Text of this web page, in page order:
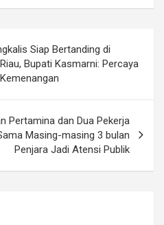
Siap Bertanding di
Bupati Kasmarni: Percaya
Pertamina dan Dua Pekerja
Masing-masing 3 bulan
Penjara Jadi Atensi Publik